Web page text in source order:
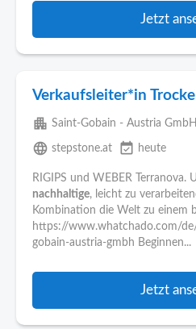
Jetzt
Verkaufsleiter*in
apartment Saint-Gobain - Austria GmbH
language stepstone.at event_available heute
RIGIPS und WEBER Terranova.
nachhaltige, leicht zu
Kombination die Welt zu einem
https://www.whatchado.com/
gobain-austria-gmbh Beginnen...
Jetzt